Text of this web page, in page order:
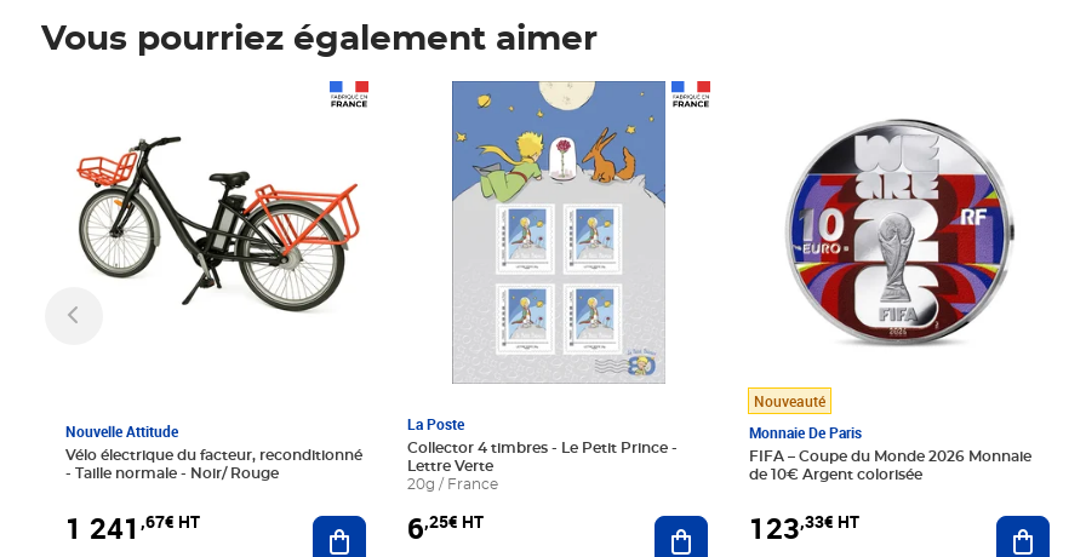
Vous pourriez également aimer
Nouvelle Attitude
Vélo électrique du facteur, reconditionné
- Taille normale - Noir/ Rouge
1 241 ,67€ HT Ajouter au panier
La Poste
Collector 4 timbres - Le Petit Prince -
Lettre Verte
20g / France
6,25€ HT
Prix 6,25€ HT
Ajouter au panier
Nouveauté
Monnaie De Paris
FIFA – Coupe du Monde 2026 Monnaie
de 10€ Argent colorisée
123,33€ HT